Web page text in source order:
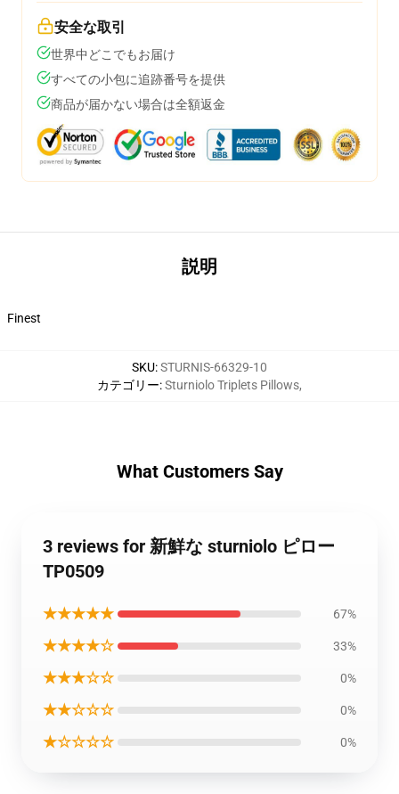
安全な取引
世界中どこでもお届け
すべての小包に追跡番号を提供
商品が届かない場合は全額返金
説明
Finest
SKU:STURNIS-66329-10
カテゴリー:Sturniolo Triplets Pillows,
What Customers Say
3 reviews for 新鮮な sturniolo ピロー
TP0509
★★★★★ 67%
★★★★☆ 33%
★★★☆☆ 0%
★★☆☆☆ 0%
★☆☆☆☆ 0%